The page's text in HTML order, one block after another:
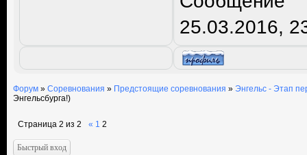
25.03.2016,
Форум » Соревнования » Предстоящие соревнования » Энгельс - Этап
Энгельсбурга!)
Страница 2 из 2 « 1 2